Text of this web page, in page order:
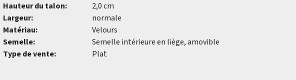
Hauteur du talon:
2,0 cm
Largeur:
normale
Matériau:
Velours
Semelle:
Semelle intérieure en liège, amovible
Type de vente:
Plat